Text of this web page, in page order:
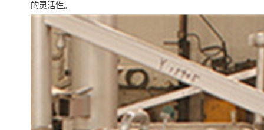
的灵活性。